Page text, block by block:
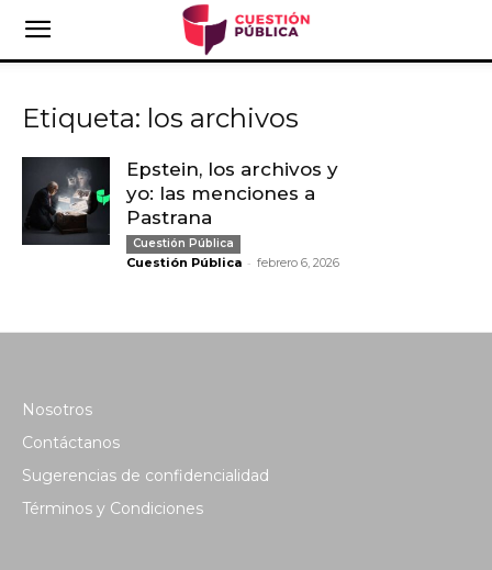
Etiqueta: los archivos
Epstein, los archivos y
yo: las menciones a
Pastrana
Cuestión Pública
Cuestión Pública - febrero 6, 2026
Nosotros
Contáctanos
Sugerencias de confidencialidad
Términos y Condiciones